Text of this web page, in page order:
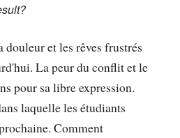
douleur et les rêves frustrés
La peur du conflit et le
pour sa libre expression.
laquelle les étudiants
Comment